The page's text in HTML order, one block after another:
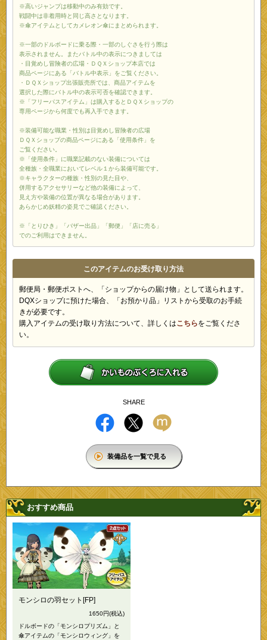
※高いジャンプは移動中のみ有効です。
戦闘中は非着用時と同じ高さとなります。
※傘アイテムとしてカメレオン傘にまとめられます。
※一部のドルボードに乗る際・一部のしぐさを行う際は
表示されません。またバトル中の表示につきましては
・目覚めし冒険者の広場・ＤＱＸショップ本店では
商品ページにある「バトル中表示」をご覧ください。
・ＤＱＸショップ出張販売所では、商品アイテムを
選択した際にバトル中の表示可否を確認できます。
※「フリーパスアイテム」は購入するとＤＱＸショップの
専用ページから何度でも再入手できます。
※装備可能な職業・性別は目覚めし冒険者の広場
ＤＱＸショップの商品ページにある「使用条件」を
ご覧ください。
※「使用条件」に職業記載のない装備については
全種族・全職業においてレベル１から装備可能です。
※キャラクターの種族・性別の見た目や、
併用するアクセサリーなど他の装備によって、
見え方や装備の位置が異なる場合があります。
あらかじめ妖精の姿見でご確認ください。
※「とりひき」「バザー出品」「郵便」「店に売る」
でのご利用はできません。
このアイテムのお受け取り方法
郵便局・郵便ポストへ、「ショップからの届け物」として送られます。
DQXショップに預けた場合、「お預かり品」リストから受取のお手続
きが必要です。
購入アイテムの受け取り方法について、詳しくはこちらをご覧くださ
い。
SHARE
装備品を一覧で見る
おすすめ商品
モンシロの羽セット[FP]
1650円(税込)
ドルボードの「モンシロプリズム」と
傘アイテムの「モンシロウィング」を